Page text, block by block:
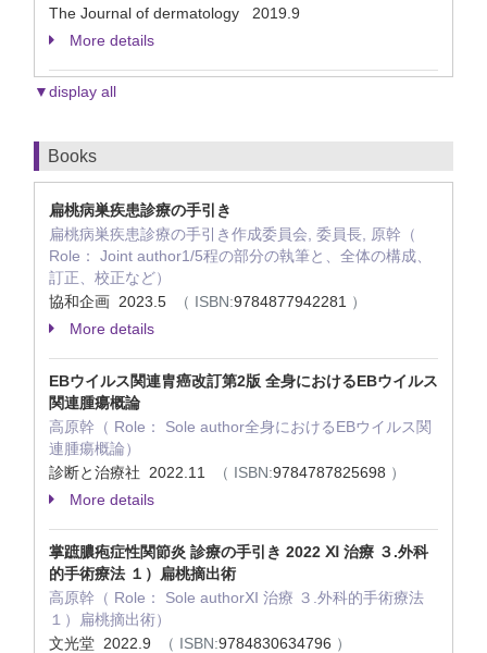
The Journal of dermatology 2019.9
More details
▼display all
Books
扁桃病巣疾患診療の手引き
扁桃病巣疾患診療の手引き作成委員会, 委員長, 原幹（
Role： Joint author1/5程の部分の執筆と、全体の構成、
訂正、校正など）
協和企画 2023.5
（ ISBN:9784877942281 ）
More details
EBウイルス関連胄癌改訂第2版 全身におけるEBウイルス
関連腫瘍概論
高原幹（ Role： Sole author全身におけるEBウイルス関
連腫瘍概論）
診断と治療社 2022.11
（ ISBN:9784787825698 ）
More details
掌蹠膿疱症性関節炎 診療の手引き 2022 Ⅺ 治療 ３.外科
的手術療法 １）扁桃摘出術
高原幹（ Role： Sole authorⅪ 治療 ３.外科的手術療法
１）扁桃摘出術）
文光堂 2022.9
（ ISBN:9784830634796 ）